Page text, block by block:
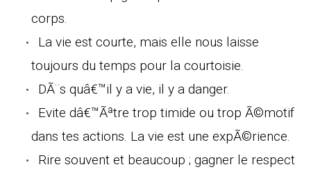
corps.
La vie est courte, mais elle nous laisse
toujours du temps pour la courtoisie.
DÃ¨s quâ€™il y a vie, il y a danger.
Evite dâ€™Ãªtre trop timide ou trop Ã©motif
dans tes actions. La vie est une expÃ©rience.
Rire souvent et beaucoup ; gagner le respect